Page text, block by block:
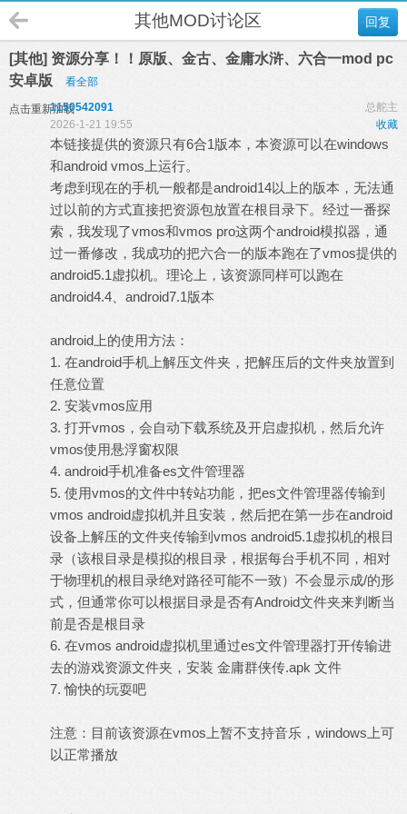
回复
其他MOD讨论区
[其他] 资源分享！！原版、金古、金庸水浒、六合一mod pc
安卓版
看全部
点击重新加载 总舵主
1150542091
收藏
2026-1-21 19:55
本链接提供的资源只有6合1版本，本资源可以在windows
和android vmos上运行。
考虑到现在的手机一般都是android14以上的版本，无法通
过以前的方式直接把资源包放置在根目录下。经过一番探
索，我发现了vmos和vmos pro这两个android模拟器，通
过一番修改，我成功的把六合一的版本跑在了vmos提供的
android5.1虚拟机。理论上，该资源同样可以跑在
android4.4、android7.1版本
android上的使用方法：
1. 在android手机上解压文件夹，把解压后的文件夹放置到
任意位置
2. 安装vmos应用
3. 打开vmos，会自动下载系统及开启虚拟机，然后允许
vmos使用悬浮窗权限
4. android手机准备es文件管理器
5. 使用vmos的文件中转站功能，把es文件管理器传输到
vmos android虚拟机并且安装，然后把在第一步在android
设备上解压的文件夹传输到vmos android5.1虚拟机的根目
录（该根目录是模拟的根目录，根据每台手机不同，相对
于物理机的根目录绝对路径可能不一致）不会显示成/的形
式，但通常你可以根据目录是否有Android文件夹来判断当
前是否是根目录
6. 在vmos android虚拟机里通过es文件管理器打开传输进
去的游戏资源文件夹，安装 金庸群侠传.apk 文件
7. 愉快的玩耍吧
注意：目前该资源在vmos上暂不支持音乐，windows上可
以正常播放